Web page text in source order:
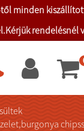
től minden
rendelésnél